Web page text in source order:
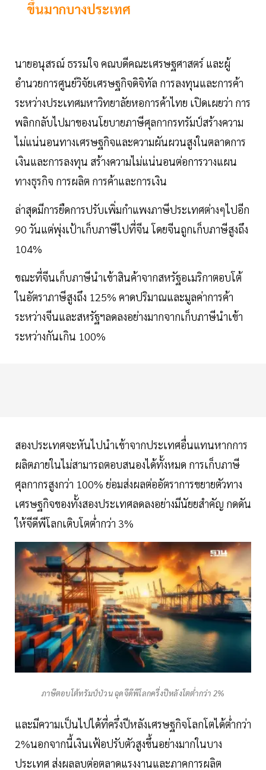
ขึ้นมากบางประเทศ
นายอนุสรณ์ ธรรมใจ คณบดีคณะเศรษฐศาสตร์ และผู้
อำนวยการศูนย์วิจัยเศรษฐกิจดิจิทัล การลงทุนและการค้า
ระหว่างประเทศมหาวิทยาลัยหอการค้าไทย เปิดเผยว่า การ
พลิกกลับไปมาของนโยบายภาษีศุลกากรทรัมป์สร้างความ
ไม่แน่นอนทางเศรษฐกิจและความผันผวนสูงในตลาดการ
เงินและการลงทุน สร้างความไม่แน่นอนต่อการวางแผน
ทางธุรกิจ การผลิต การค้าและการเงิน
ล่าสุดมีการยืดการปรับเพิ่มกำแพงภาษีประเทศต่างๆไปอีก
90 วันแต่พุ่งเป้าเก็บภาษีไปที่จีน โดยจีนถูกเก็บภาษีสูงถึง
104%
ขณะที่จีนเก็บภาษีนำเข้าสินค้าจากสหรัฐอเมริกาตอบโต้
ในอัตราภาษีสูงถึง 125% คาดปริมาณและมูลค่าการค้า
ระหว่างจีนและสหรัฐฯลดลงอย่างมากจากเก็บภาษีนำเข้า
ระหว่างกันเกิน 100%
สองประเทศจะหันไปนำเข้าจากประเทศอื่นแทนหากการ
ผลิตภายในไม่สามารถตอบสนองได้ทั้งหมด การเก็บภาษี
ศุลกากรสูงกว่า 100% ย่อมส่งผลต่ออัตราการขยายตัวทาง
เศรษฐกิจของทั้งสองประเทศลดลงอย่างมีนัยยสำคัญ กดดัน
ให้จีดีพีโลกเติบโตต่ำกว่า 3%
ภาษีตอบโต้ทรัมป์ป่วน ฉุดจีดีพีโลกครึ่งปีหลังโตต่ำกว่า 2%
และมีความเป็นไปได้ที่ครึ่งปีหลังเศรษฐกิจโลกโตได้ต่ำกว่า
2%นอกจากนี้เงินเฟ้อปรับตัวสูงขึ้นอย่างมากในบาง
ประเทศ ส่งผลลบต่อตลาดแรงงานและภาคการผลิต